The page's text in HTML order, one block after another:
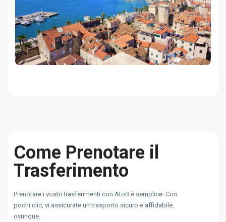
Come Prenotare il
Trasferimento
Prenotare i vostri trasferimenti con AtoB è semplice. Con
pochi clic, vi assicurate un trasporto sicuro e affidabile,
ovunque.